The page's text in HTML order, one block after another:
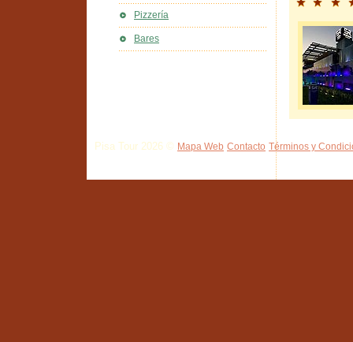
Pizzería
Bares
Pisa Tour 2026 © Mapa Web Contacto Términos y